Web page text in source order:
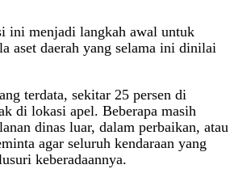
ini menjadi langkah awal untuk
aset daerah yang selama ini dinilai
terdata, sekitar 25 persen di
di lokasi apel. Beberapa masih
dinas luar, dalam perbaikan, atau
agar seluruh kendaraan yang
keberadaannya.